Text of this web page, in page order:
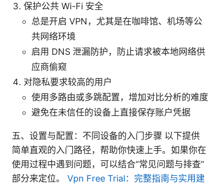
保护公共 Wi-Fi 安全
总是开启 VPN，尤其是在咖啡馆、机场等公
共网络环境
启用 DNS 泄漏防护，防止请求被本地网络供
应商偷窥
对隐私要求较高的用户
使用多路由或多跳配置，增加对比分析的难度
避免在未信任的设备上直接保存账户凭据
五、设置与配置：不同设备的入门步骤 以下提供
简单直观的入门路径，帮助你快速上手。如果你在
使用过程中遇到问题，可以结合“常见问题与排查”
部分来定位。 Vpn Free Trial：完整指南与实用建